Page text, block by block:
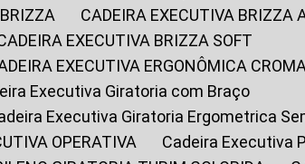
BRIZZA
CADEIRA EXECUTIVA BRIZZA
CADEIRA EXECUTIVA BRIZZA SOFT
EXECUTIVA ERGONÔMICA
Executiva Giratoria com Braço
Executiva Giratoria Ergometrica
OPERATIVA
Cadeira Executiva